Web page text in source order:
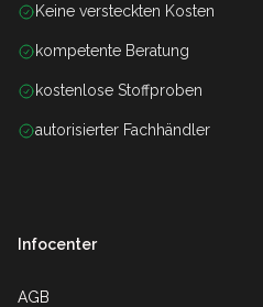
Keine versteckten Kosten
kompetente Beratung
kostenlose Stoffproben
autorisierter Fachhändler
Infocenter
AGB